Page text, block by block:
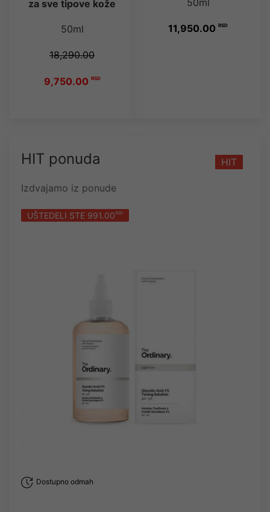
za sve tipove kože
50ml
18,290.00
9,750.00 RSD
11,950.00 RSD
HIT
HIT ponuda
Izdvajamo iz ponude
UŠTEDELI STE 991.00RSD
Dostupno odmah